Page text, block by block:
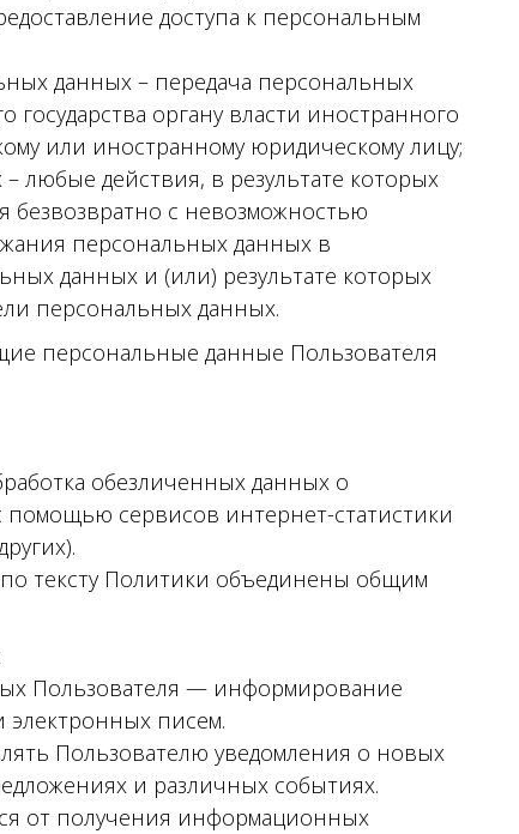
доступа к персональным
данных – передача персональных
органу власти иностранного
или иностранному юридическому лицу;
любые действия, в результате которых
с невозможностью
персональных данных в
данных и (или) результате которых
персональных данных.
персональные данные Пользователя
обезличенных данных о
помощью сервисов интернет-статистики
тексту Политики объединены общим
Пользователя — информирование
электронных писем.
Пользователю уведомления о новых
и различных событиях.
от получения информационных